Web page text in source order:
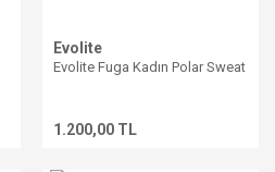
Evolite
Evolite Fuga Kadın Polar Sweat
1.200,00 TL